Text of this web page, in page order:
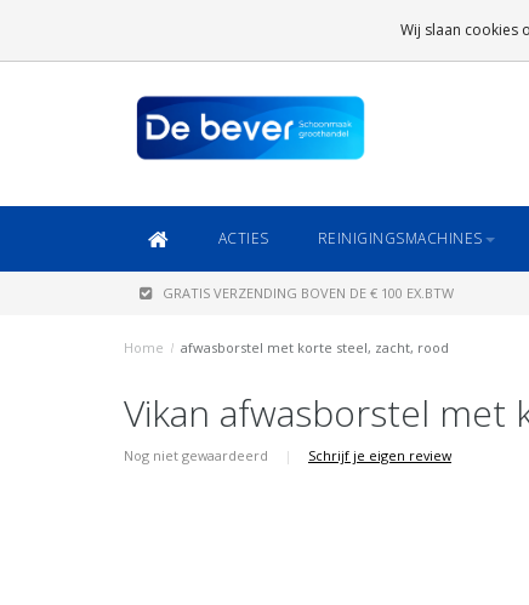
ACTIES REINIGINGSMACHINES
GRATIS VERZENDING BOVEN DE € 100 EX.BTW
Home / afwasborstel met korte steel, zacht, rood
Vikan afwasborstel met
Nog niet gewaardeerd | Schrijf je eigen review
Wij slaan cookies